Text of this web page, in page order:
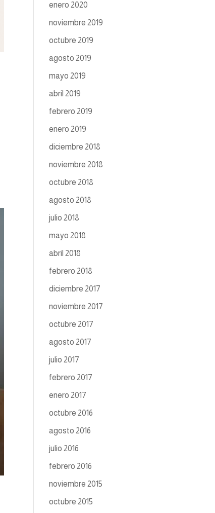
enero 2020
noviembre 2019
octubre 2019
agosto 2019
mayo 2019
abril 2019
febrero 2019
enero 2019
diciembre 2018
noviembre 2018
octubre 2018
agosto 2018
julio 2018
mayo 2018
abril 2018
febrero 2018
diciembre 2017
noviembre 2017
octubre 2017
agosto 2017
julio 2017
febrero 2017
enero 2017
octubre 2016
agosto 2016
julio 2016
febrero 2016
noviembre 2015
octubre 2015